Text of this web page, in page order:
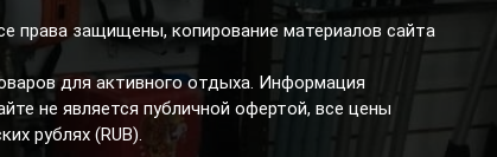
права защищены, копирование материалов сайта
для активного отдыха. Информация
не является публичной офертой, все цены
рублях (RUB).